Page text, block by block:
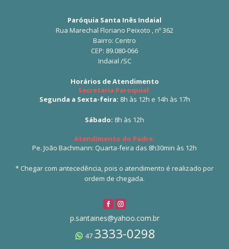
Paróquia Santa Inês Indaial
Rua Marechal Floriano Peixoto , nº 362
Bairro: Centro
CEP: 89.080-066
Indaial /SC
Horários de Atendimento
Secretaria Paroquial:
Segunda a Sexta-feira: 8h às 12h e 14h às 17h
Sábado: 8h às 12h
Atendimento do Padre:
Pe. João Bachmann: Quarta-feira das 8h30min às 12h
* Chegar com antecedência, pois o atendimento é realizado por
ordem de chegada.
p.santaines@yahoo.com.br
47 3333-0298